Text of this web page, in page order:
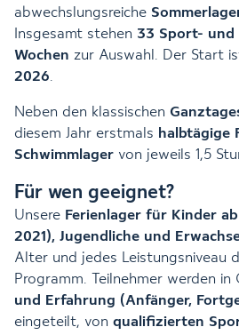
abwechslungsreiche
Insgesamt stehen 33 Sport- und
Wochen zur Auswahl. Der Start
2026.
Neben den klassischen
diesem Jahr erstmals halbtägige
Schwimmlager von jeweils 1,5
Für wen geeignet?
Unsere Ferienlager für Kinder
2021), Jugendliche und
Alter und jedes Leistungsniveau
Programm. Teilnehmer werden in
und Erfahrung (Anfänger,
eingeteilt, von qualifizierten